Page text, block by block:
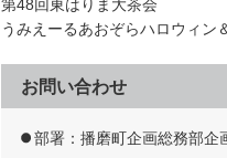
第48回東はりま大茶会
うみえーるあおぞらハロウィン
お問い合わせ
部署：播磨町企画総務部企